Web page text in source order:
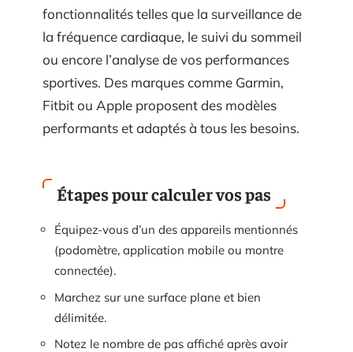
fonctionnalités telles que la surveillance de
la fréquence cardiaque, le suivi du sommeil
ou encore l’analyse de vos performances
sportives. Des marques comme Garmin,
Fitbit ou Apple proposent des modèles
performants et adaptés à tous les besoins.
Étapes pour calculer vos pas
Équipez-vous d’un des appareils mentionnés
(podomètre, application mobile ou montre
connectée).
Marchez sur une surface plane et bien
délimitée.
Notez le nombre de pas affiché après avoir